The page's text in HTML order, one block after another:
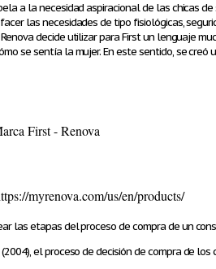
a la necesidad aspiracional de las chicas
las necesidades de tipo fisiológicas,
decide utilizar para First un lenguaje
se sentía la mujer. En este sentido, se creó
First - Renova
myrenova.com/us/en/products/
las etapas del proceso de compra de un
el proceso de decisión de compra de